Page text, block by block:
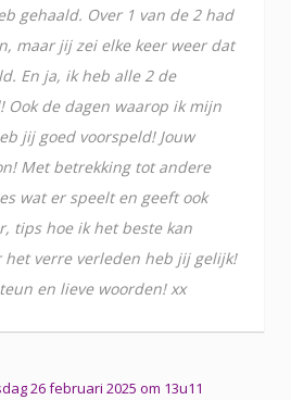
gehaald. Over 1 van de 2 had
maar jij zei elke keer weer dat
En ja, ik heb alle 2 de
Ook de dagen waarop ik mijn
jij goed voorspeld! Jouw
Met betrekking tot andere
wat er speelt en geeft ook
tips hoe ik het beste kan
het verre verleden heb jij gelijk!
en lieve woorden! xx
26 februari 2025 om 13u11